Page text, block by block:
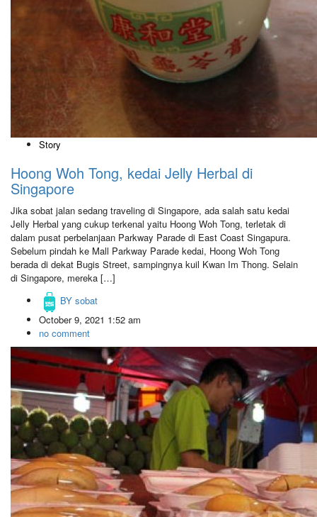
Story
Hoong Woh Tong, kedai Jelly Herbal di
Singapore
Jika sobat jalan sedang traveling di Singapore, ada salah satu kedai
Jelly Herbal yang cukup terkenal yaitu Hoong Woh Tong, terletak di
dalam pusat perbelanjaan Parkway Parade di East Coast Singapura.
Sebelum pindah ke Mall Parkway Parade kedai, Hoong Woh Tong
berada di dekat Bugis Street, sampingnya kuil Kwan Im Thong. Selain
di Singapore, mereka […]
BY sobat
October 9, 2021 1:52 am
no comment